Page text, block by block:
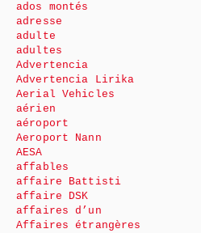
ados montés
adresse
adulte
adultes
Advertencia
Advertencia Lirika
Aerial Vehicles
aérien
aéroport
Aeroport Nann
AESA
affables
affaire Battisti
affaire DSK
affaires d’un
Affaires étrangères